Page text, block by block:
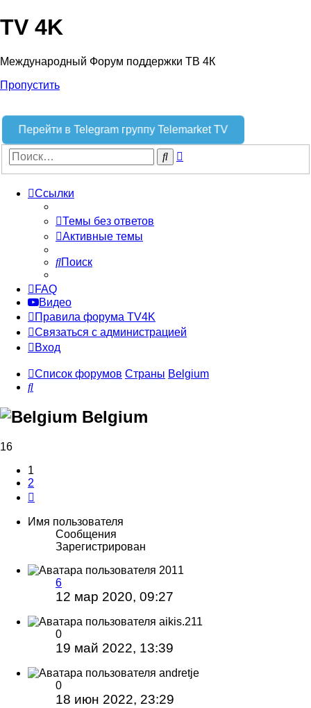
TV 4K
Международный Форум поддержки ТВ 4К
Пропустить
Перейти в Telegram группу Telemarket TV
Поиск
Ссылки
Темы без ответов
Активные темы
Поиск
FAQ
Видео
Правила форума TV4K
Связаться с администрацией
Вход
Список форумов Страны Belgium
Поиск
Belgium
16
1
2
Имя пользователя
Сообщения
Зарегистрирован
2011
6
12 мар 2020, 09:27
aikis.211
0
19 май 2022, 13:39
andretje
0
18 июн 2022, 23:29